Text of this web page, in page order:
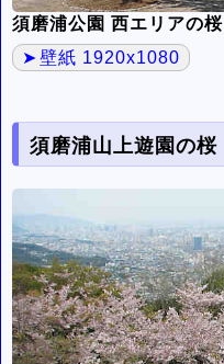
須磨浦公園 西エリアの桜
壁紙 1920x1080
須磨浦山上遊園の桜